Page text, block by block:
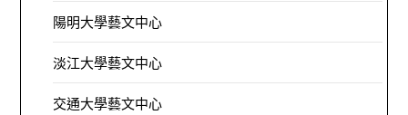
陽明大學藝文中心
淡江大學藝文中心
交通大學藝文中心